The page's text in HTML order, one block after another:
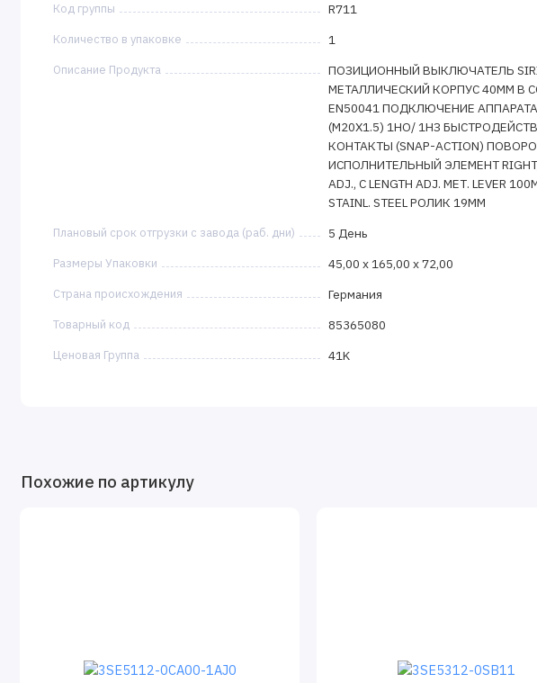
Код группы R711
Количество в упаковке 1
Описание Продукта
ПОЗИЦИОННЫЙ ВЫКЛЮЧАТЕЛЬ
МЕТАЛЛИЧЕСКИЙ КОРПУС 40MM В
EN50041 ПОДКЛЮЧЕНИЕ
(M20X1.5) 1НО/ 1НЗ
КОНТАКТЫ (SNAP-ACTION)
ИСПОЛНИТЕЛЬНЫЙ ЭЛЕМЕНТ
ADJ., C LENGTH ADJ. МЕТ. LEVER
STAINL. STEEL РОЛИК 19MM
Плановый срок отгрузки с завода (раб. дни) 5 День
Размеры Упаковки 45,00 x 165,00 x 72,00
Страна происхождения Германия
Товарный код 85365080
Ценовая Группа 41K
Похожие по артикулу